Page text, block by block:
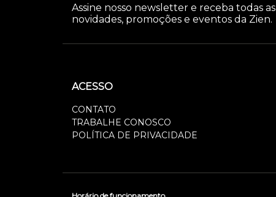
Assine nosso newsletter e receba todas as
novidades, promoções e eventos da Zien.
ACESSO
CONTATO
TRABALHE CONOSCO
POLÍTICA DE PRIVACIDADE